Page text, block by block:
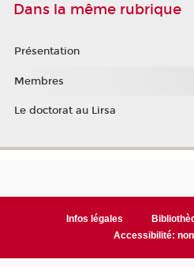
Dans la même rubrique
Présentation
Membres
Le doctorat au Lirsa
Infos légales
Accessibilité: